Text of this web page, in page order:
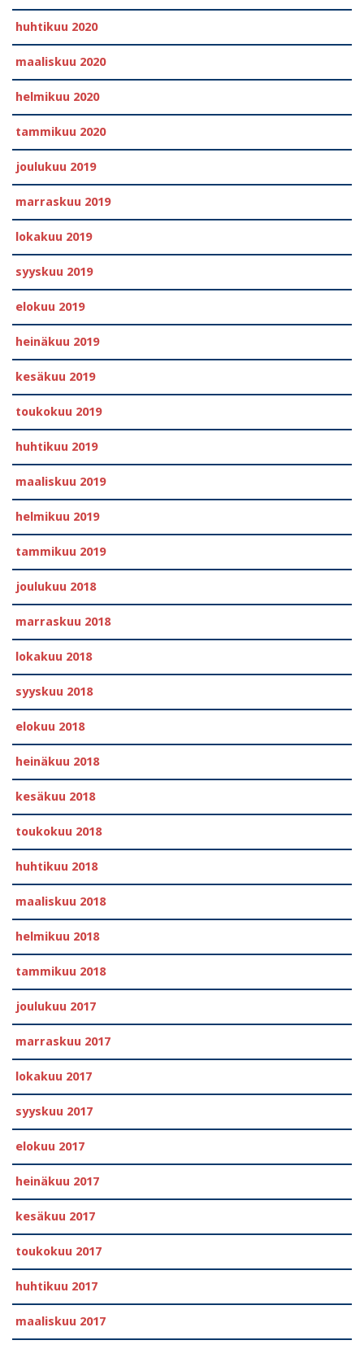
huhtikuu 2020
maaliskuu 2020
helmikuu 2020
tammikuu 2020
joulukuu 2019
marraskuu 2019
lokakuu 2019
syyskuu 2019
elokuu 2019
heinäkuu 2019
kesäkuu 2019
toukokuu 2019
huhtikuu 2019
maaliskuu 2019
helmikuu 2019
tammikuu 2019
joulukuu 2018
marraskuu 2018
lokakuu 2018
syyskuu 2018
elokuu 2018
heinäkuu 2018
kesäkuu 2018
toukokuu 2018
huhtikuu 2018
maaliskuu 2018
helmikuu 2018
tammikuu 2018
joulukuu 2017
marraskuu 2017
lokakuu 2017
syyskuu 2017
elokuu 2017
heinäkuu 2017
kesäkuu 2017
toukokuu 2017
huhtikuu 2017
maaliskuu 2017